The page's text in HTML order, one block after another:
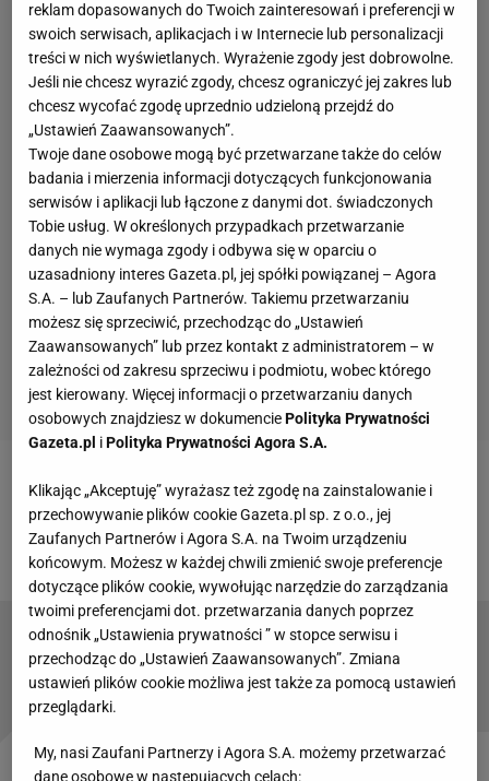
Zobacz wideoSportowa rozmowa dnia: z
Mariuszem Jurkiewiczem rozmawia Michał
Gąsiorowski
MŚ w piłce ręcznej to "parodia i Dziki Zachód".
Drużyny się wycofują. "Jesteśmy w szoku"
reklam dopasowanych do Twoich zainteresowań i preferencji w
swoich serwisach, aplikacjach i w Internecie lub personalizacji
treści w nich wyświetlanych. Wyrażenie zgody jest dobrowolne.
Jeśli nie chcesz wyrazić zgody, chcesz ograniczyć jej zakres lub
chcesz wycofać zgodę uprzednio udzieloną przejdź do
„Ustawień Zaawansowanych”.
Twoje dane osobowe mogą być przetwarzane także do celów
badania i mierzenia informacji dotyczących funkcjonowania
serwisów i aplikacji lub łączone z danymi dot. świadczonych
Tobie usług. W określonych przypadkach przetwarzanie
danych nie wymaga zgody i odbywa się w oparciu o
uzasadniony interes Gazeta.pl, jej spółki powiązanej – Agora
S.A. – lub Zaufanych Partnerów. Takiemu przetwarzaniu
możesz się sprzeciwić, przechodząc do „Ustawień
Zaawansowanych” lub przez kontakt z administratorem – w
zależności od zakresu sprzeciwu i podmiotu, wobec którego
jest kierowany. Więcej informacji o przetwarzaniu danych
osobowych znajdziesz w dokumenciePolityka Prywatności
Gazeta.pl iPolityka Prywatności Agora S.A.
Klikając „Akceptuję” wyrażasz też zgodę na zainstalowanie i
przechowywanie plików cookie Gazeta.pl sp. z o.o., jej
Zaufanych Partnerów i Agora S.A. na Twoim urządzeniu
końcowym. Możesz w każdej chwili zmienić swoje preferencje
dotyczące plików cookie, wywołując narzędzie do zarządzania
twoimi preferencjami dot. przetwarzania danych poprzez
odnośnik „Ustawienia prywatności ” w stopce serwisu i
przechodząc do „Ustawień Zaawansowanych”. Zmiana
ustawień plików cookie możliwa jest także za pomocą ustawień
przeglądarki.
My, nasi Zaufani Partnerzy i Agora S.A. możemy przetwarzać
dane osobowe w następujących celach: